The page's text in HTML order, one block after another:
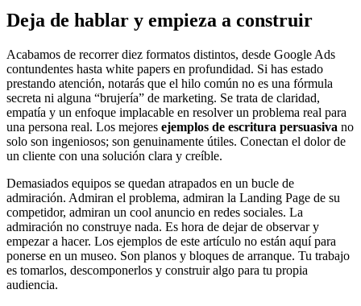
Deja de hablar y empieza a construir
Acabamos de recorrer diez formatos distintos, desde Google Ads
contundentes hasta white papers en profundidad. Si has estado
prestando atención, notarás que el hilo común no es una fórmula
secreta ni alguna “brujería” de marketing. Se trata de claridad,
empatía y un enfoque implacable en resolver un problema real para
una persona real. Los mejores ejemplos de escritura persuasiva no
solo son ingeniosos; son genuinamente útiles. Conectan el dolor de
un cliente con una solución clara y creíble.
Demasiados equipos se quedan atrapados en un bucle de
admiración. Admiran el problema, admiran la Landing Page de su
competidor, admiran un cool anuncio en redes sociales. La
admiración no construye nada. Es hora de dejar de observar y
empezar a hacer. Los ejemplos de este artículo no están aquí para
ponerse en un museo. Son planos y bloques de arranque. Tu trabajo
es tomarlos, descomponerlos y construir algo para tu propia
audiencia.